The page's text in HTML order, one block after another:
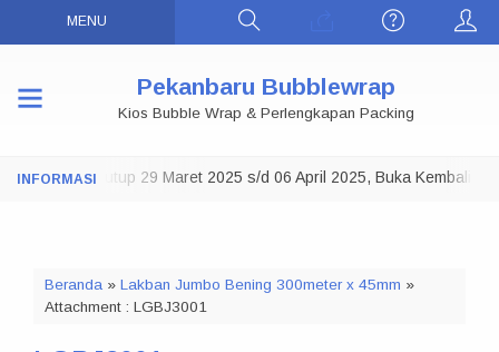
MENU
Pekanbaru Bubblewrap
Kios Bubble Wrap & Perlengkapan Packing
Toko Tutup 29 Maret 2025 s/d 06 April 2025, Buka Kembali
Beranda » Lakban Jumbo Bening 300meter x 45mm »
Attachment : LGBJ3001